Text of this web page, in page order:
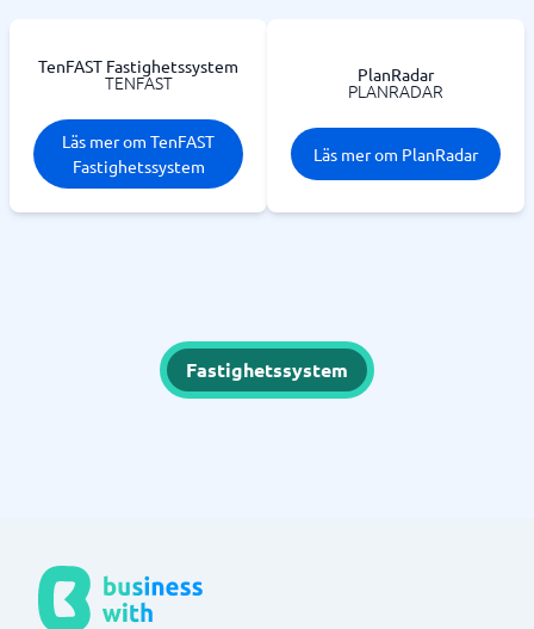
TenFAST Fastighetssystem
TENFAST
Läs mer om TenFAST
Fastighetssystem
PlanRadar
PLANRADAR
Läs mer om PlanRadar
Fastighetssystem